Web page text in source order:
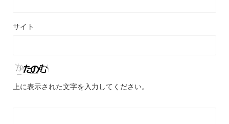
サイト
上に表示された文字を入力してください。